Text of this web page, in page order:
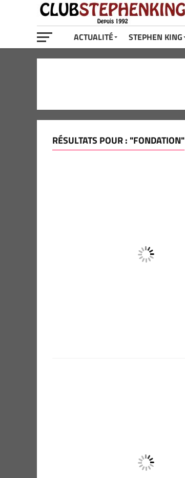
ACTUALITÉ STEPHEN KING
RÉSULTATS POUR : "FONDATION"